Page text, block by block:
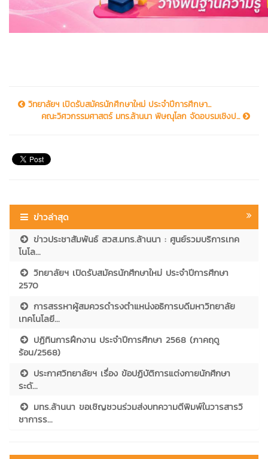
วิทยาลัยฯ เปิดรับสมัครนักศึกษาใหม่ ประจำปีการศึกษา...
คณะวิศวกรรมศาสตร์ มทร.ล้านนา พิษณุโลก จัดอบรมเชิงป...
ข่าวล่าสุด
ข่าวประชาสัมพันธ์ สวส.มทร.ล้านนา : ศูนย์รวมบริการเทค
โนโล...
วิทยาลัยฯ เปิดรับสมัครนักศึกษาใหม่ ประจำปีการศึกษา
2570
การสรรหาผู้สมควรดำรงตำแหน่งอธิการบดีมหาวิทยาลัย
เทคโนโลยี...
ปฏิทินการฝึกงาน ประจำปีการศึกษา 2568 (ภาคฤดู
ร้อน/2568)
ประกาศวิทยาลัยฯ เรื่อง ข้อปฏิบัติการแต่งกายนักศึกษา
ระดั...
มทร.ล้านนา ขอเชิญชวนร่วมส่งบทความตีพิมพ์ในวารสารวิ
ชาการร...